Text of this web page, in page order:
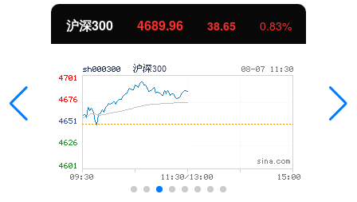
沪深300 4689.96 38.65 0.83%